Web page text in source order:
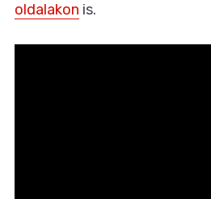
oldalakon is.